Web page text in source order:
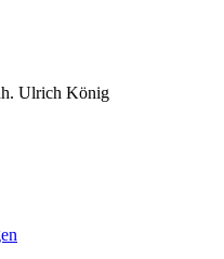
Ulrich König